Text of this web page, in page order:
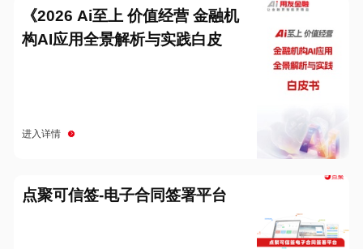
《2026 Ai至上 价值经营 金融机
构AI应用全景解析与实践白皮
进入详情
点聚可信签-电子合同签署平台